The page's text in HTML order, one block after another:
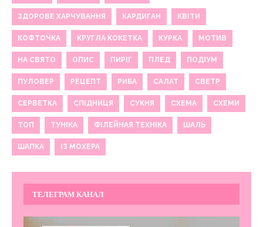
ЗДОРОВЕ ХАРЧУВАННЯ КАРДИГАН КВІТИ
КОФТОЧКА КРУГЛА КОКЕТКА КУРКА МОТИВ
НА СВЯТО ОПИС ПИРІГ ПЛЕД ПОДІУМ
ПУЛОВЕР РЕЦЕПТ РИБА САЛАТ СВЕТР
СЕРВЕТКА СПІДНИЦЯ СУКНЯ СХЕМА СХЕМИ
ТОП ТУНІКА ФІЛЕЙНАЯ ТЕХНІКА ШАЛЬ
ШАПКА ІЗ МОХЕРА
ТЕЛЕГРАМ КАНАЛ